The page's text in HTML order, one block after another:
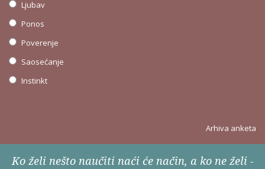
Ljubav
Ponos
Poverenje
Saosećanje
Instinkt
Arhiva anketa
Ko želi nešto naučiti naći će način, a ko ne želi -